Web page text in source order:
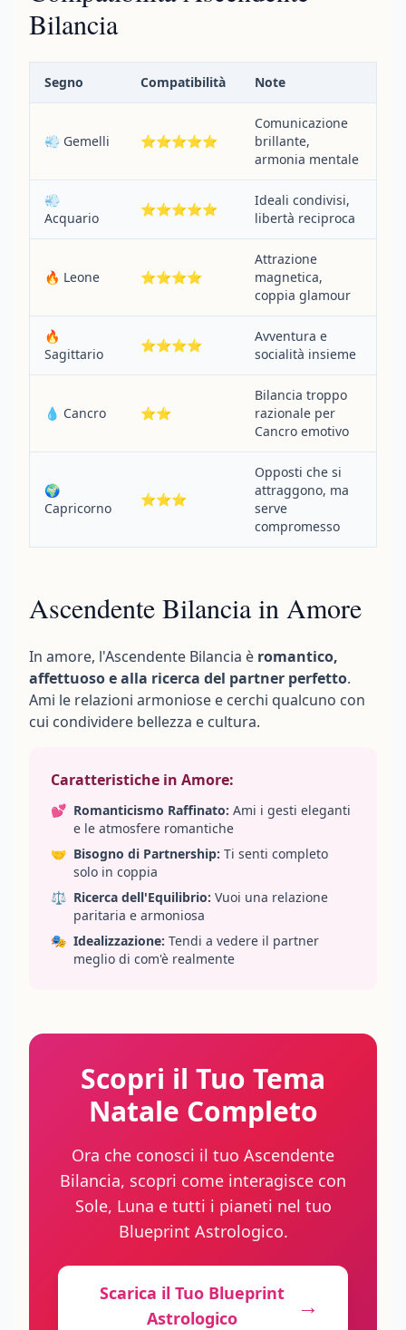
Bilancia
Segno Compatibilità Note
💨 Gemelli ⭐⭐⭐⭐⭐
Comunicazione
brillante,
armonia mentale
💨
Acquario
⭐⭐⭐⭐⭐
Ideali condivisi,
libertà reciproca
🔥 Leone ⭐⭐⭐⭐
Attrazione
magnetica,
coppia glamour
🔥
Sagittario
⭐⭐⭐⭐
Avventura e
socialità insieme
💧 Cancro ⭐⭐
Bilancia troppo
razionale per
Cancro emotivo
🌍
Capricorno
⭐⭐⭐
Opposti che si
attraggono, ma
serve
compromesso
Ascendente Bilancia in Amore
In amore, l'Ascendente Bilancia è romantico,
affettuoso e alla ricerca del partner perfetto.
Ami le relazioni armoniose e cerchi qualcuno con
cui condividere bellezza e cultura.
Caratteristiche in Amore:
💕 Romanticismo Raffinato: Ami i gesti eleganti
e le atmosfere romantiche
🤝 Bisogno di Partnership: Ti senti completo
solo in coppia
⚖️ Ricerca dell'Equilibrio: Vuoi una relazione
paritaria e armoniosa
🎭 Idealizzazione: Tendi a vedere il partner
meglio di com'è realmente
Scopri il Tuo Tema
Natale Completo
Ora che conosci il tuo Ascendente
Bilancia, scopri come interagisce con
Sole, Luna e tutti i pianeti nel tuo
Blueprint Astrologico.
Scarica il Tuo Blueprint
Astrologico
→